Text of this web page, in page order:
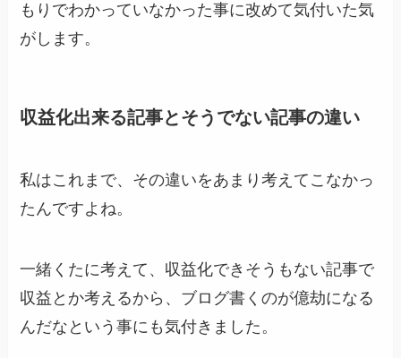
もりでわかっていなかった事に改めて気付いた気
がします。
収益化出来る記事とそうでない記事の違い
私はこれまで、その違いをあまり考えてこなかっ
たんですよね。
一緒くたに考えて、収益化できそうもない記事で
収益とか考えるから、ブログ書くのが億劫になる
んだなという事にも気付きました。